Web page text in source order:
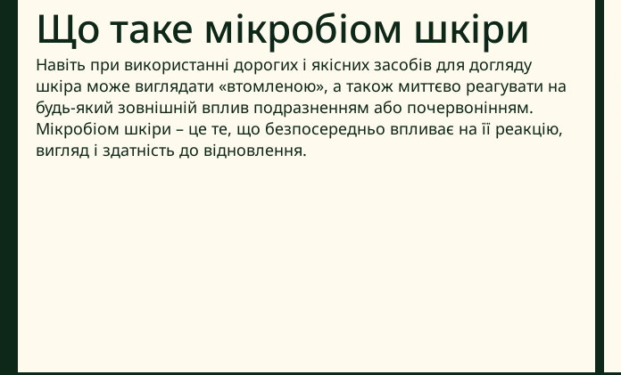
Що таке мікробіом шкіри
Навіть при використанні дорогих і якісних засобів для догляду
шкіра може виглядати «втомленою», а також миттєво реагувати на
будь-який зовнішній вплив подразненням або почервонінням.
Мікробіом шкіри – це те, що безпосередньо впливає на її реакцію,
вигляд і здатність до відновлення.